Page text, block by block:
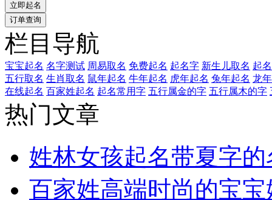
栏目导航
宝宝起名 名字测试 周易取名 免费起名 起名字 新生儿取名 起
五行取名 生肖取名 鼠年起名 牛年起名 虎年起名 兔年起名 龙
在线起名 百家姓起名 起名常用字 五行属金的字 五行属木的字
热门文章
姓林女孩起名带夏字
百家姓高端时尚的宝